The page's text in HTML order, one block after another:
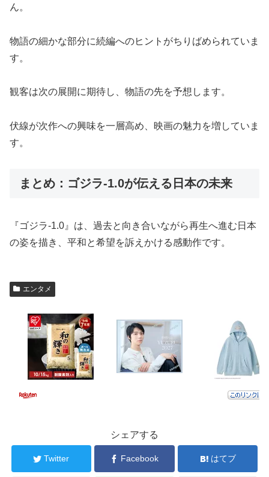
ん。
物語の細かな部分に続編へのヒントがちりばめられていま
す。
観客は次の展開に期待し、物語の先を予想します。
伏線が次作への興味を一層高め、映画の魅力を増していま
す。
まとめ：ゴジラ-1.0が伝える日本の未来
『ゴジラ-1.0』は、過去と向き合いながら再生へ進む日本
の姿を描き、平和と希望を訴えかける感動作です。
エンタメ
シェアする
Twitter Facebook はてブ